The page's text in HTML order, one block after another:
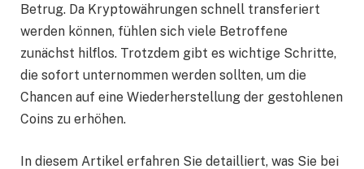
Betrug. Da Kryptowährungen schnell transferiert
werden können, fühlen sich viele Betroffene
zunächst hilflos. Trotzdem gibt es wichtige Schritte,
die sofort unternommen werden sollten, um die
Chancen auf eine Wiederherstellung der gestohlenen
Coins zu erhöhen.
In diesem Artikel erfahren Sie detailliert, was Sie bei